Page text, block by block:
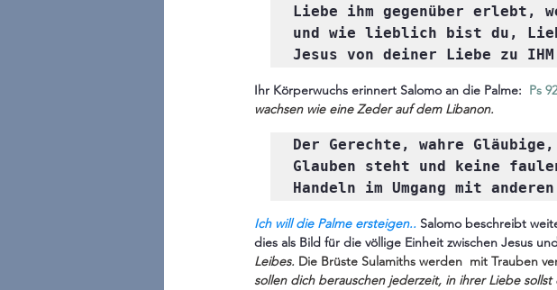
Liebe ihm gegenüber erlebt,
und wie lieblich bist du,
Ihr Körperwuchs erinnert Salomo an die Palme: Ps
wachsen wie eine Zeder auf dem Libanon.
Der Gerechte, wahre
Glauben steht und keine
Handeln im Umgang mit anderen
Ich will die Palme ersteigen.. Salomo beschreibt
dies als Bild für die völlige Einheit zwischen Jesus
Leibes. Die Brüste Sulamiths werden  mit Trauben
sollen dich berauschen jederzeit, in ihrer Liebe